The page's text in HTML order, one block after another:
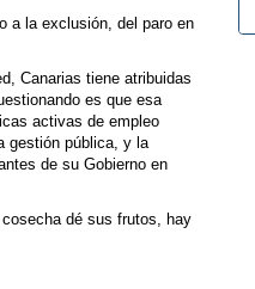
a la exclusión, del paro en
Canarias tiene atribuidas
es que esa
activas de empleo
gestión pública, y la
de su Gobierno en
dé sus frutos, hay